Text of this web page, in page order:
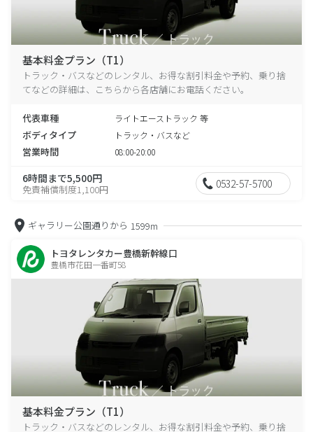
基本料金プラン（T1）
トラック・バスなどのレンタル、お得な割引料金や予約、乗り捨
てなどの詳細は、こちらから各店舗にお電話ください。
代表車種 ライトエーストラック 等
ボディタイプ トラック・バスなど
営業時間 08:00-20:00
6時間まで5,500円
免責補償制度1,100円 0532-57-5700
ギャラリー公園通りから 1599m
トヨタレンタカー豊橋新幹線口
豊橋市花田一番町58
基本料金プラン（T1）
トラック・バスなどのレンタル、お得な割引料金や予約、乗り捨